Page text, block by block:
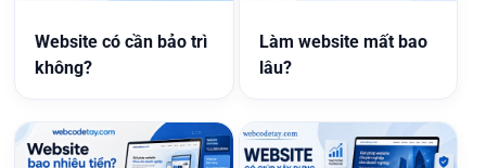
Website có cần bảo trì
không?
Làm website mất bao
lâu?